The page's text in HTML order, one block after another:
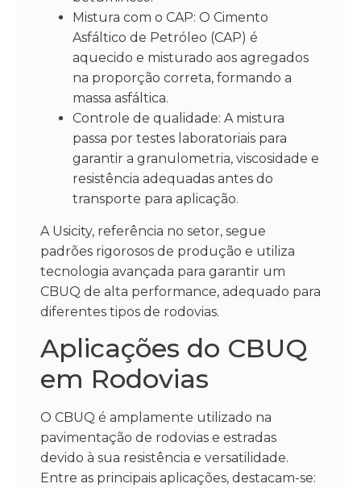
Mistura com o CAP: O Cimento
Asfáltico de Petróleo (CAP) é
aquecido e misturado aos agregados
na proporção correta, formando a
massa asfáltica.
Controle de qualidade: A mistura
passa por testes laboratoriais para
garantir a granulometria, viscosidade e
resistência adequadas antes do
transporte para aplicação.
A Usicity, referência no setor, segue
padrões rigorosos de produção e utiliza
tecnologia avançada para garantir um
CBUQ de alta performance, adequado para
diferentes tipos de rodovias.
Aplicações do CBUQ
em Rodovias
O CBUQ é amplamente utilizado na
pavimentação de rodovias e estradas
devido à sua resistência e versatilidade.
Entre as principais aplicações, destacam-se: